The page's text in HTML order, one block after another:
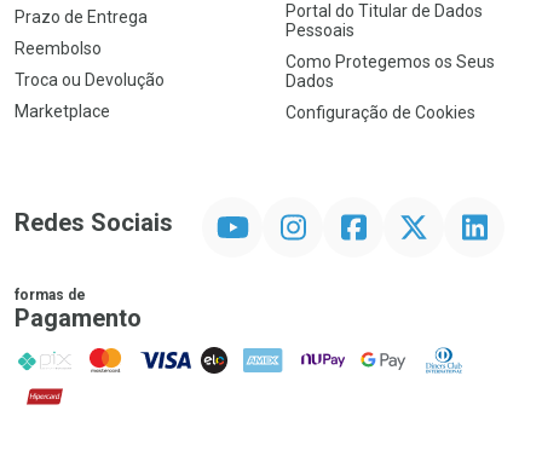
Prazo de Entrega
Reembolso
Troca ou Devolução
Marketplace
Portal do Titular de Dados
Pessoais
Como Protegemos os Seus
Dados
Configuração de Cookies
Redes Sociais InstagramFacebookTwitter Linkedin
formas de
Pagamento
PIX MasterCard
VISA ELO AMEX NuPay Google PayDiners Club
Hipercard